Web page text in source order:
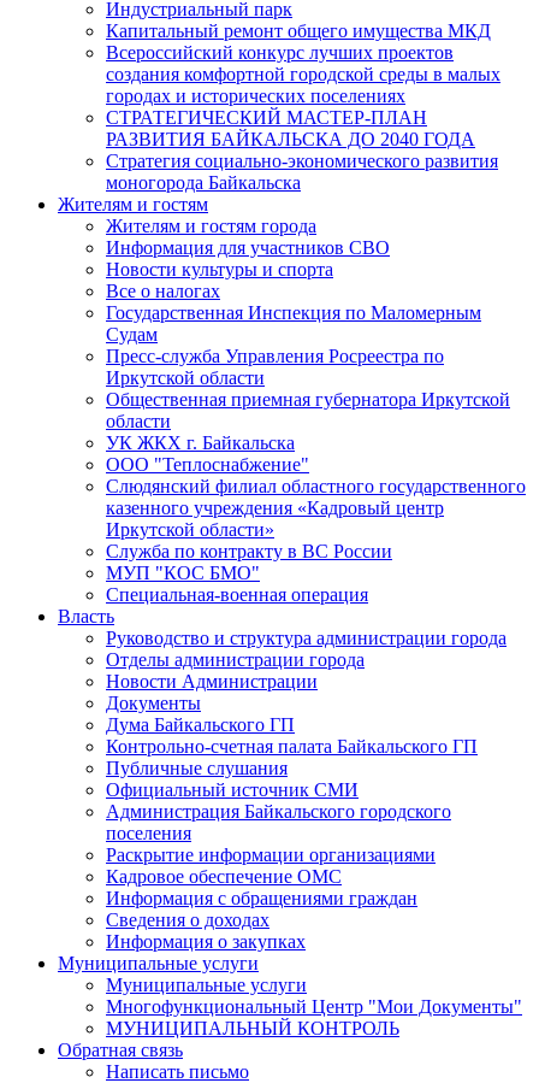
Индустриальный парк
Капитальный ремонт общего имущества МКД
Всероссийский конкурс лучших проектов
создания комфортной городской среды в малых
городах и исторических поселениях
СТРАТЕГИЧЕСКИЙ МАСТЕР-ПЛАН
РАЗВИТИЯ БАЙКАЛЬСКА ДО 2040 ГОДА
Стратегия социально-экономического развития
моногорода Байкальска
Жителям и гостям
Жителям и гостям города
Информация для участников СВО
Новости культуры и спорта
Все о налогах
Государственная Инспекция по Маломерным
Судам
Пресс-служба Управления Росреестра по
Иркутской области
Общественная приемная губернатора Иркутской
области
УК ЖКХ г. Байкальска
ООО "Теплоснабжение"
Слюдянский филиал областного государственного
казенного учреждения «Кадровый центр
Иркутской области»
Служба по контракту в ВС России
МУП "КОС БМО"
Специальная-военная операция
Власть
Руководство и структура администрации города
Отделы администрации города
Новости Администрации
Документы
Дума Байкальского ГП
Контрольно-счетная палата Байкальского ГП
Публичные слушания
Официальный источник СМИ
Администрация Байкальского городского
поселения
Раскрытие информации организациями
Кадровое обеспечение ОМС
Информация с обращениями граждан
Сведения о доходах
Информация о закупках
Муниципальные услуги
Муниципальные услуги
Многофункциональный Центр "Мои Документы"
МУНИЦИПАЛЬНЫЙ КОНТРОЛЬ
Обратная связь
Написать письмо